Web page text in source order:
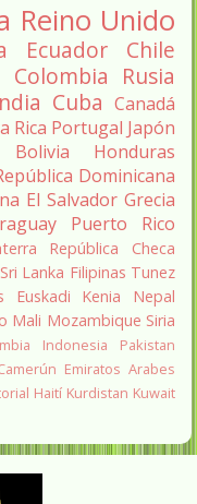
Reino Unido
Ecuador
Chile
Colombia Rusia
Cuba Canadá
Rica Portugal Japón
Bolivia
Honduras
Dominicana
El Salvador Grecia
Puerto Rico
República Checa
Sri Lanka Filipinas Tunez
Euskadi Kenia
Nepal
Mali Mozambique Siria
Indonesia
Pakistan
Emiratos Arabes
Haití Kurdistan Kuwait